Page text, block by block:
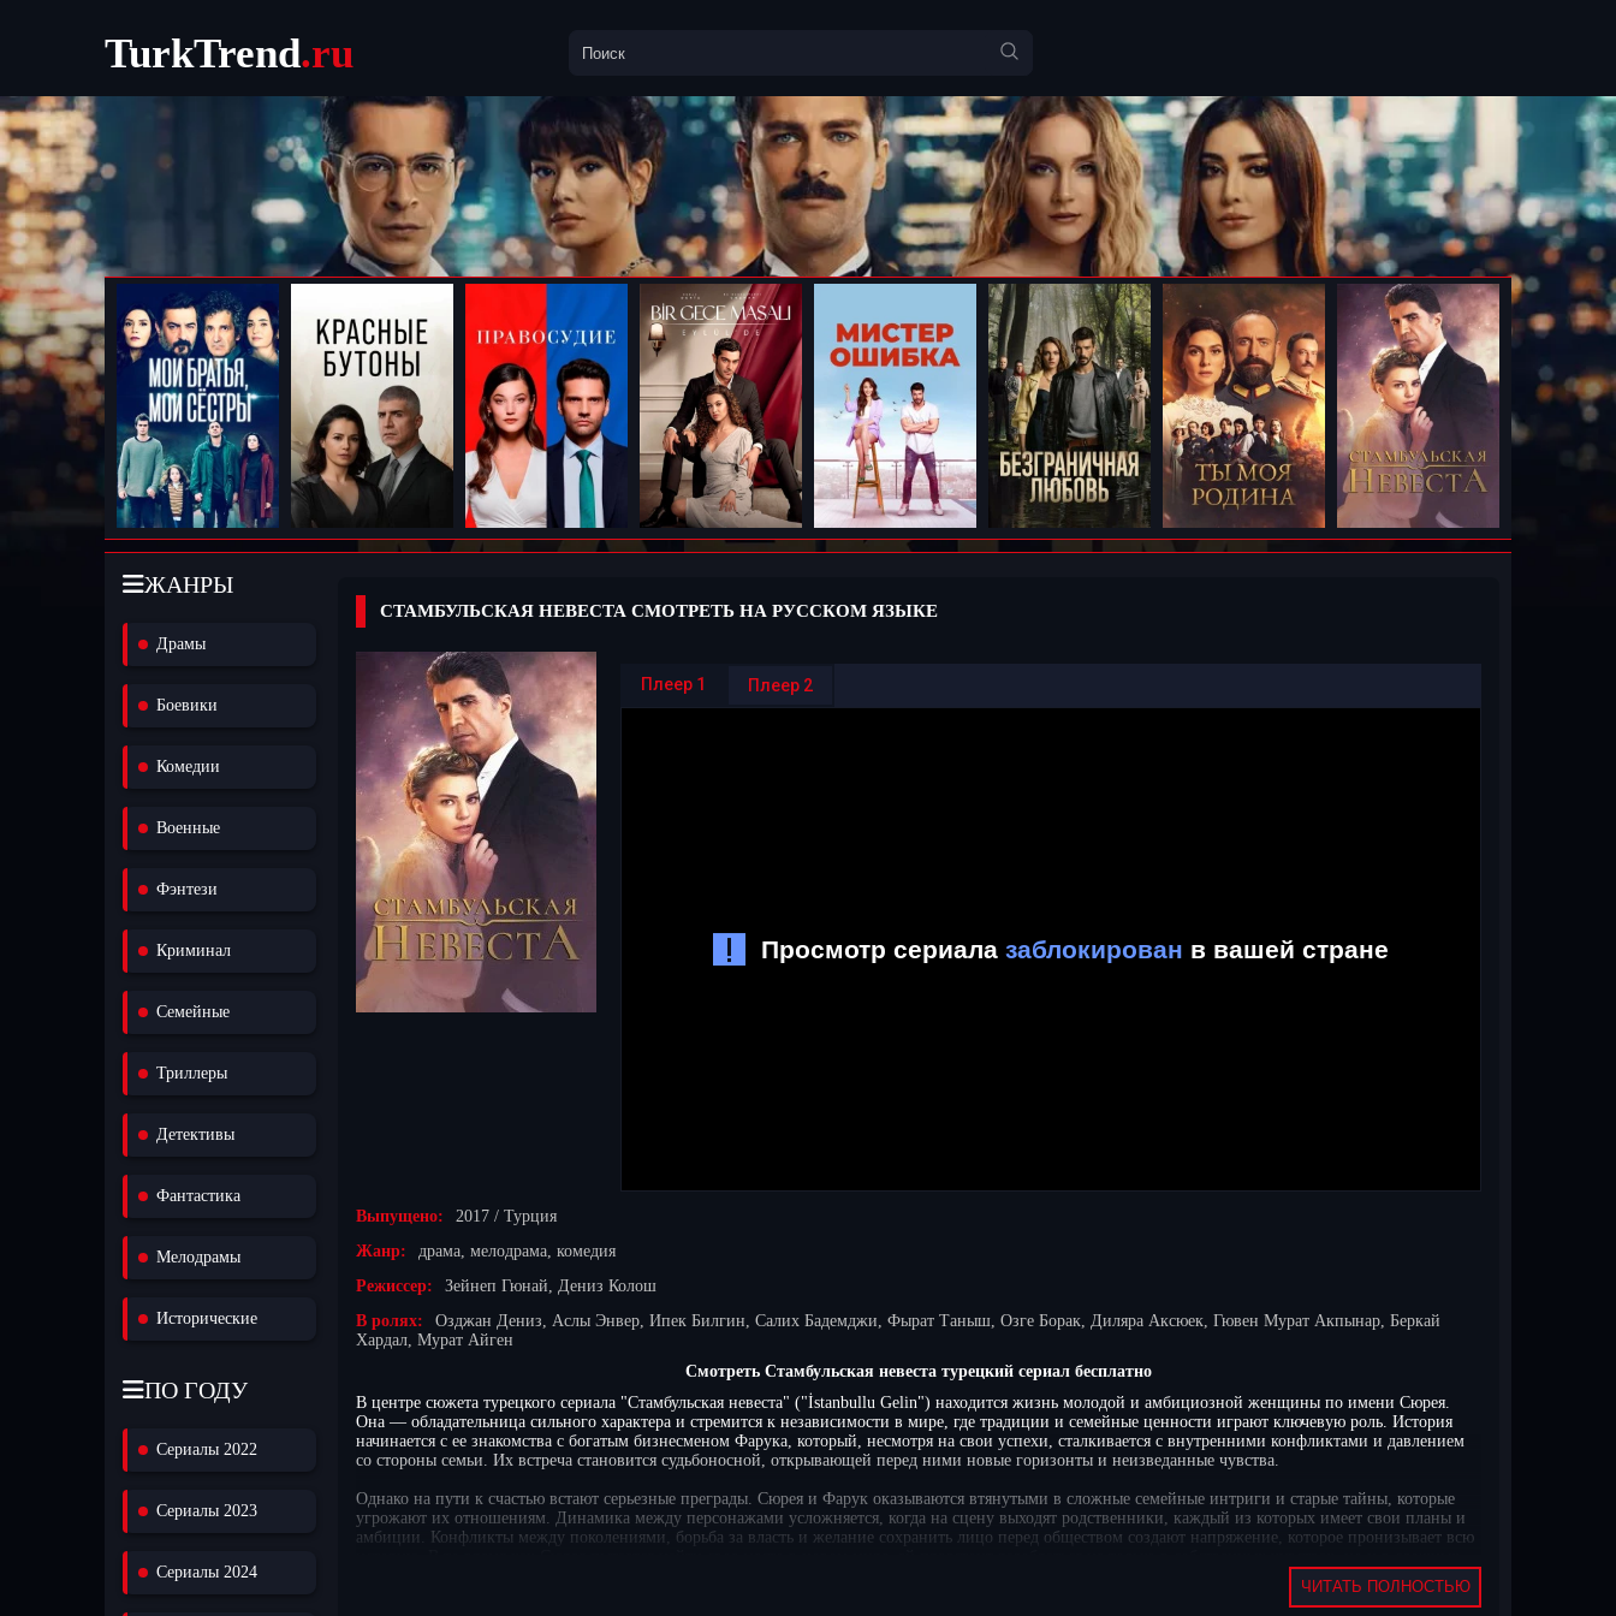
TurkTrend.ru
ЖАНРЫ
Драмы
Боевики
Комедии
Военные
Фэнтези
Криминал
Семейные
Триллеры
Детективы
Фантастика
Мелодрамы
Исторические
ПО ГОДУ
Сериалы 2022
Сериалы 2023
Сериалы 2024
СТАМБУЛЬСКАЯ НЕВЕСТА СМОТРЕТЬ НА РУССКОМ ЯЗЫКЕ
Плеер 1 Плеер 2
Выпущено:
2017 / Турция
Жанр:
драма, мелодрама, комедия
Режиссер:
Зейнеп Гюнай, Дениз Колош
В ролях:
Озджан Дениз, Аслы Энвер, Ипек Билгин, Салих Бадемджи, Фырат Таныш, Озге Борак, Диляра Аксюек, Гювен Мурат Акпынар, Беркай
Хардал, Мурат Айген
Смотреть Стамбульская невеста турецкий сериал бесплатно
В центре сюжета турецкого сериала "Стамбульская невеста" ("İstanbullu Gelin") находится жизнь молодой и амбициозной женщины по имени Сюрея.
Она — обладательница сильного характера и стремится к независимости в мире, где традиции и семейные ценности играют ключевую роль. История
начинается с ее знакомства с богатым бизнесменом Фарука, который, несмотря на свои успехи, сталкивается с внутренними конфликтами и давлением
со стороны семьи. Их встреча становится судьбоносной, открывающей перед ними новые горизонты и неизведанные чувства.
Однако на пути к счастью встают серьезные преграды. Сюрея и Фарук оказываются втянутыми в сложные семейные интриги и старые тайны, которые
угрожают их отношениям. Динамика между персонажами усложняется, когда на сцену выходят родственники, каждый из которых имеет свои планы и
амбиции. Конфликты между поколениями, борьба за власть и желание сохранить лицо перед обществом создают напряжение, которое пронизывает всю
отношениях с семьей Фарука. Сериал исследует, как любовь может преодолевать преграды, но в то же время ставит перед героями вопросы о верности,
доверии и личной свободе. Для любителей турецкого кинематографа предлагаем смотреть Стамбульская невеста турецкий сериал на русском языке,
ЧИТАТЬ ПОЛНОСТЬЮ